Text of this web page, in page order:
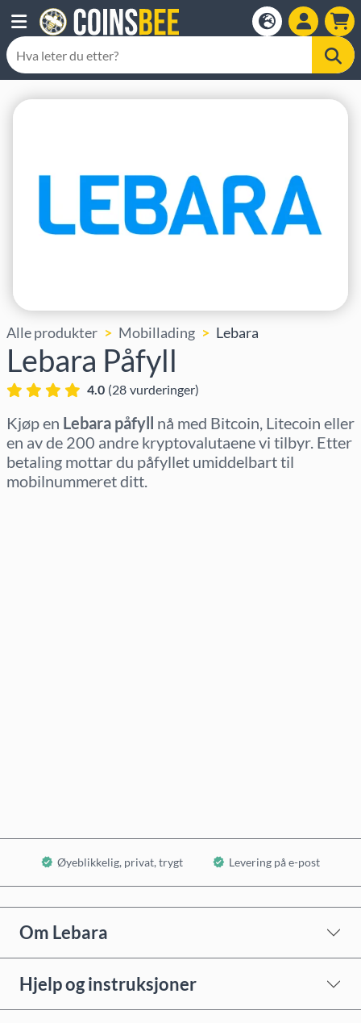
Alle produkter Mobillading Lebara
Lebara Påfyll
4.0 (28 vurderinger)
Kjøp en Lebara påfyll nå med Bitcoin, Litecoin eller
en av de 200 andre kryptovalutaene vi tilbyr. Etter
betaling mottar du påfyllet umiddelbart til
mobilnummeret ditt.
Øyeblikkelig, privat, trygt Levering på e-post
Om Lebara
Hjelp og instruksjoner